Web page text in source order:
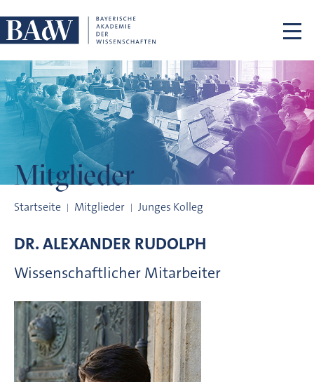
Mitglieder
Startseite Mitglieder Junges Kolleg
DR.ALEXANDER RUDOLPH
Wissenschaftlicher Mitarbeiter